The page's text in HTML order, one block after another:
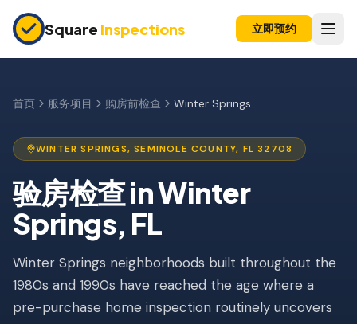
Square Inspections 立即预约
购房前检查
11个月保修检查
公寓检查
上市前检查
投资房产
首页 服务项目 购房前检查 Winter Springs
WINTER SPRINGS,SEMINOLE COUNTY, FL 32708
验房检查inWinter
Springs, FL
Winter Springs neighborhoods built throughout the
1980s and 1990s have reached the age where a
pre-purchase home inspection routinely uncovers